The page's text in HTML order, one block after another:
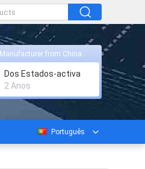
Manufacturer from China
Dos Estados-activa
2 Anos
Português